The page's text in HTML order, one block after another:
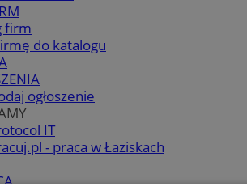
firm
do katalogu
ogłoszenie
IT
- praca w Łaziskach